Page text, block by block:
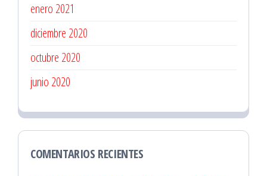
enero 2021
diciembre 2020
octubre 2020
junio 2020
COMENTARIOS RECIENTES